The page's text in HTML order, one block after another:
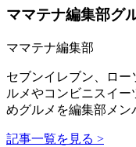
ママテナ編集部グ
ママテナ編集部
セブンイレブン、ロ
ルメやコンビニスイ
めグルメを編集部メン
記事一覧を見る >